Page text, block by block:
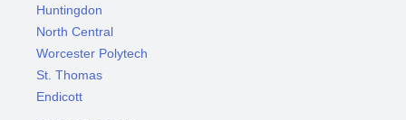
Huntingdon
North Central
Worcester Polytech
St. Thomas
Endicott